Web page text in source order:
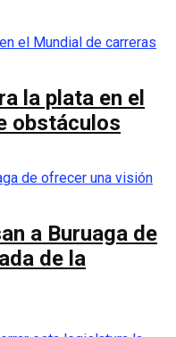
la plata en el
obstáculos
a Buruaga de
de la